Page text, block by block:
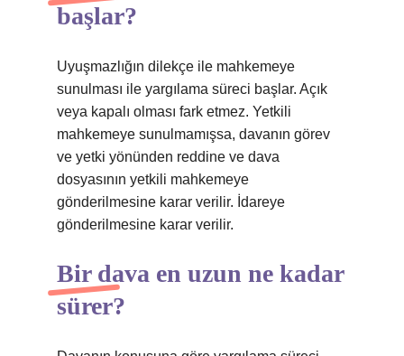
başlar?
Uyuşmazlığın dilekçe ile mahkemeye
sunulması ile yargılama süreci başlar. Açık
veya kapalı olması fark etmez. Yetkili
mahkemeye sunulmamışsa, davanın görev
ve yetki yönünden reddine ve dava
dosyasının yetkili mahkemeye
gönderilmesine karar verilir. İdareye
gönderilmesine karar verilir.
Bir dava en uzun ne kadar
sürer?